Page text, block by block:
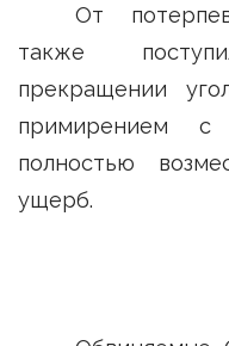
От
также
прекращении
примирением с
полностью
ущерб.